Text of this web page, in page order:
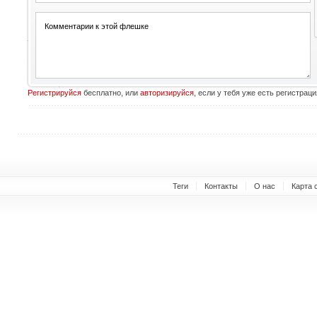
Регистрируйсябесплатно, или авторизируйся, если у тебя уже есть
Теги Контакты О нас Карта